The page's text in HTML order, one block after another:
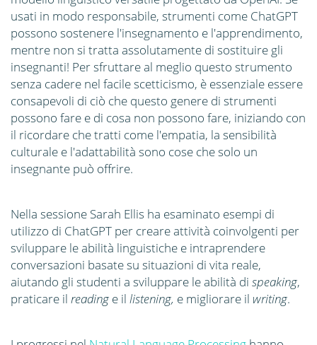
usati in modo responsabile, strumenti come ChatGPT
possono sostenere l'insegnamento e l'apprendimento,
mentre non si tratta assolutamente di sostituire gli
insegnanti! Per sfruttare al meglio questo strumento
senza cadere nel facile scetticismo, è essenziale essere
consapevoli di ciò che questo genere di strumenti
possono fare e di cosa non possono fare, iniziando con
il ricordare che tratti come l'empatia, la sensibilità
culturale e l'adattabilità sono cose che solo un
insegnante può offrire.
Nella sessione Sarah Ellis ha esaminato esempi di
utilizzo di ChatGPT per creare attività coinvolgenti per
sviluppare le abilità linguistiche e intraprendere
conversazioni basate su situazioni di vita reale,
aiutando gli studenti a sviluppare le abilità di speaking,
praticare il reading e il listening, e migliorare il writing.